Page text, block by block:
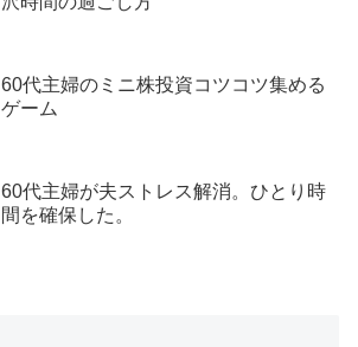
60代主婦のミニ株投資コツコツ集める
ゲーム
60代主婦が夫ストレス解消。ひとり時
間を確保した。